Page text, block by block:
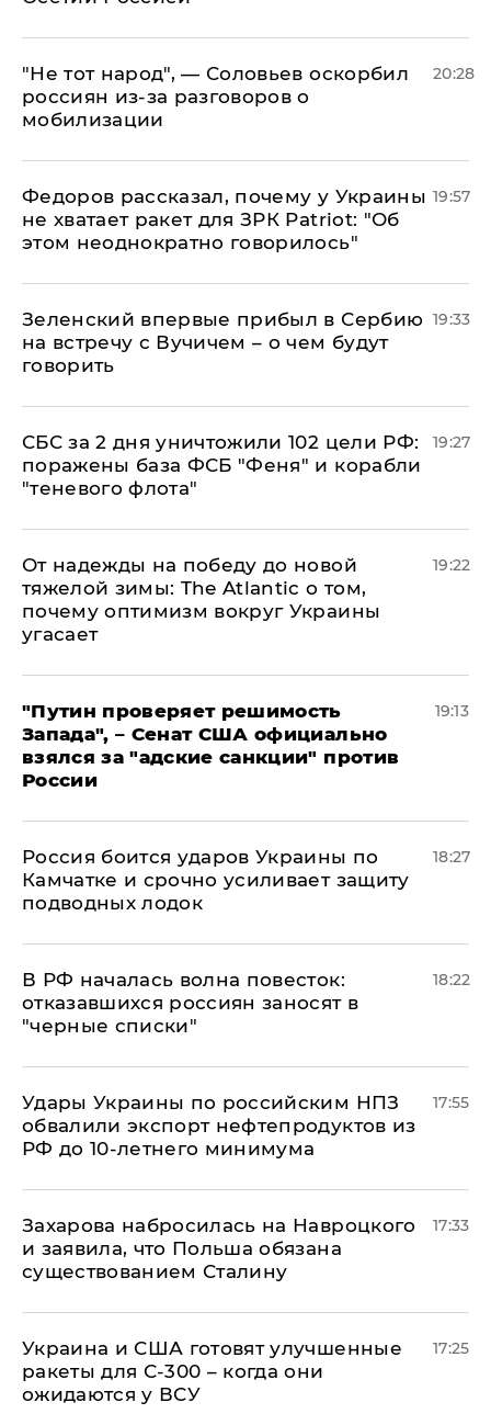
​"Не тот народ", — Соловьев оскорбил
россиян из-за разговоров о
мобилизации
20:28
Федоров рассказал, почему у Украины
не хватает ракет для ЗРК Patriot: "Об
этом неоднократно говорилось"
19:57
Зеленский впервые прибыл в Сербию
на встречу с Вучичем – о чем будут
говорить
19:33
СБС за 2 дня уничтожили 102 цели РФ:
поражены база ФСБ "Феня" и корабли
"теневого флота"
19:27
От надежды на победу до новой
тяжелой зимы: The Atlantic о том,
почему оптимизм вокруг Украины
угасает
19:22
"Путин проверяет решимость
Запада", – Сенат США официально
взялся за "адские санкции" против
России
19:13
Россия боится ударов Украины по
Камчатке и срочно усиливает защиту
подводных лодок
18:27
​В РФ началась волна повесток:
отказавшихся россиян заносят в
"черные списки"
18:22
Удары Украины по российским НПЗ
обвалили экспорт нефтепродуктов из
РФ до 10-летнего минимума
17:55
​Захарова набросилась на Навроцкого
и заявила, что Польша обязана
существованием Сталину
17:33
Украина и США готовят улучшенные
ракеты для С-300 – когда они
ожидаются у ВСУ
17:25